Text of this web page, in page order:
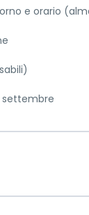
e orario
settembre